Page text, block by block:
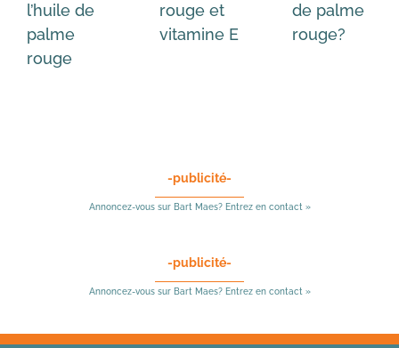
l’huile de
palme
rouge
rouge et
vitamine E
de palme
rouge?
-publicité-
Annoncez-vous sur Bart Maes? Entrez en contact »
-publicité-
Annoncez-vous sur Bart Maes? Entrez en contact »